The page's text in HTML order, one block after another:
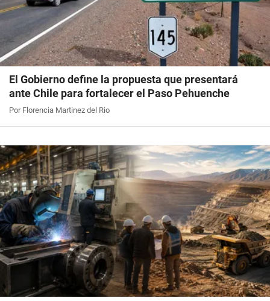
El Gobierno define la propuesta que presentará
ante Chile para fortalecer el Paso Pehuenche
Por Florencia Martinez del Rio